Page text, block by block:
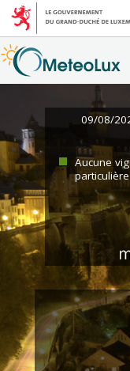
09/08/
Aucune
particulière